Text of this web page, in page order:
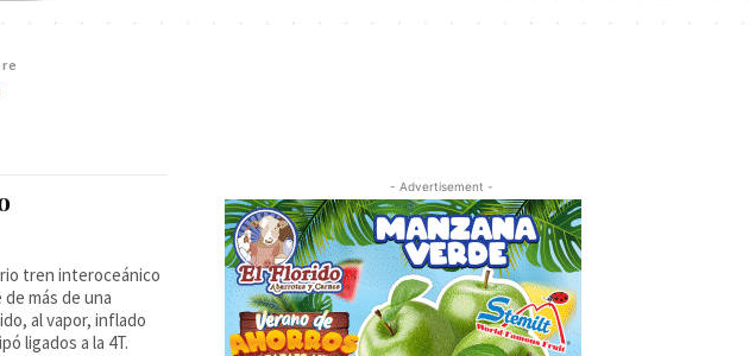
tren interoceánico
más de una
al vapor, inflado
ligados a la 4T.
- Advertisement -